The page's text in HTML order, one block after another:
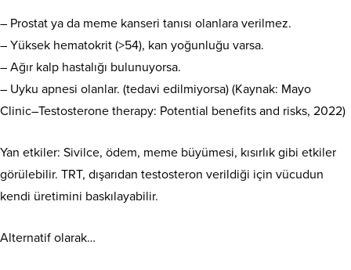
– Prostat ya da meme kanseri tanısı olanlara verilmez.
– Yüksek hematokrit (>54), kan yoğunluğu varsa.
– Ağır kalp hastalığı bulunuyorsa.
– Uyku apnesi olanlar. (tedavi edilmiyorsa) (Kaynak: Mayo
Clinic–Testosterone therapy: Potential benefits and risks, 2022)
Yan etkiler: Sivilce, ödem, meme büyümesi, kısırlık gibi etkiler
görülebilir. TRT, dışarıdan testosteron verildiği için vücudun
kendi üretimini baskılayabilir.
Alternatif olarak…